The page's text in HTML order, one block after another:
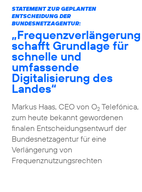
STATEMENT ZUR GEPLANTEN
ENTSCHEIDUNG DER
BUNDESNETZAGENTUR:
„Frequenzverlängerung
schafft Grundlage für
schnelle und
umfassende
Digitalisierung des
Landes“
Markus Haas, CEO von O2Telefónica,
zum heute bekannt gewordenen
finalen Entscheidungsentwurf der
Bundesnetzagentur für eine
Verlängerung von
Frequenznutzungsrechten